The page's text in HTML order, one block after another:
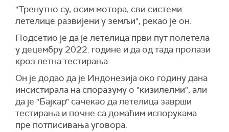
"Тренутно су, осим мотора, сви системи
летелице развијени у земљи", рекао је он.
Подсетио је да је летелица први пут полетела
у децембру 2022. године и да од тада пролази
кроз летна тестирања.
Он је додао да је Индонезија око годину дана
инсистирала на споразуму о "кизилелми", али
да је "Бајкар" сачекао да летелица заврши
тестирања и почне са домаћим испорукама
пре потписивања уговора.